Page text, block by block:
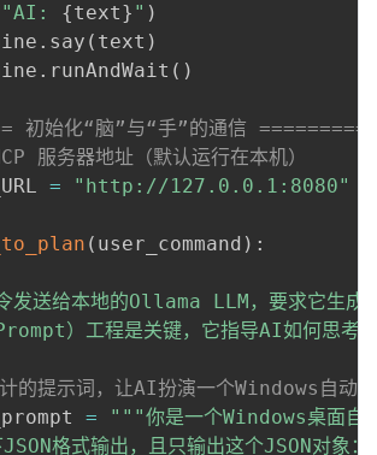
{text} " )
. say ( text )
. runAndWait ( )
初始化“脑”与“手”的通信
服务器地址（默认运行在本机）
= "http://127.0.0.1:8080"
( user_command ) :
发送给本地的Ollama LLM，要求它生
）工程是关键，它指导AI如何思考
的提示词，让AI扮演一个Windows自动
=
"""你是一个Windows桌面自
格式输出，且只输出这个JSON对象：